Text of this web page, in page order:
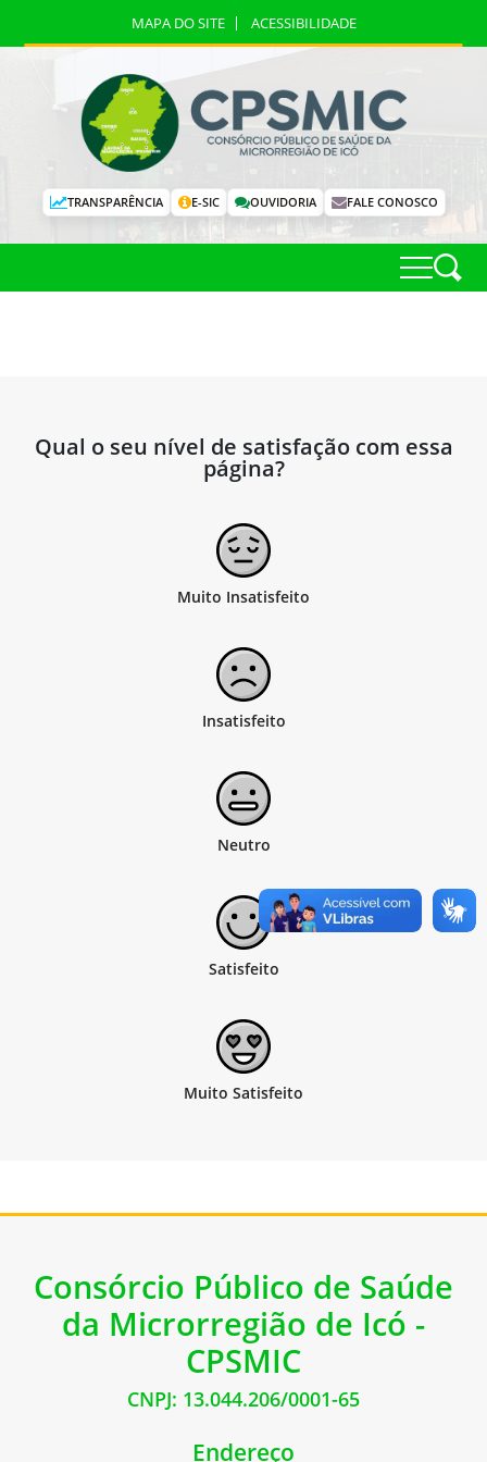
MAPA DO SITE ACESSIBILIDADE
TRANSPARÊNCIA E-SIC OUVIDORIA FALE CONOSCO
Qual o seu nível de satisfação com essa
página?
Consórcio Público de Saúde
da Microrregião de Icó -
CPSMIC
CNPJ: 13.044.206/0001-65
Endereço